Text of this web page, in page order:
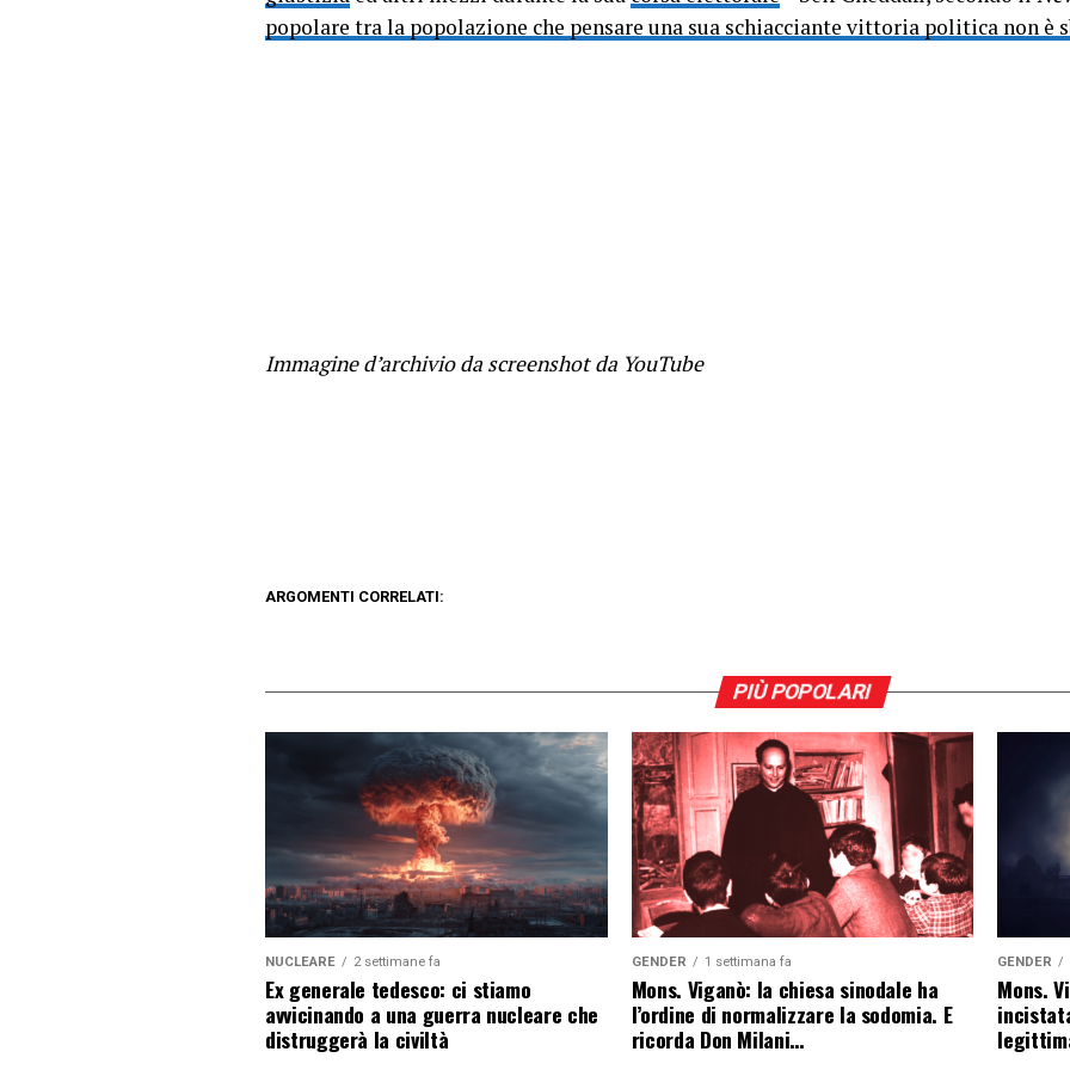
popolare tra la popolazione che pensare una sua schiacciante vittoria politica non è
Immagine d’archivio da screenshot da YouTube
ARGOMENTI CORRELATI:
PIÙ POPOLARI
NUCLEARE 2 settimane fa
Ex generale tedesco: ci stiamo
avvicinando a una guerra nucleare che
distruggerà la civiltà
GENDER 1 settimana fa
Mons. Viganò: la chiesa sinodale ha
l’ordine di normalizzare la sodomia. E
ricorda Don Milani…
GENDER
Mons.